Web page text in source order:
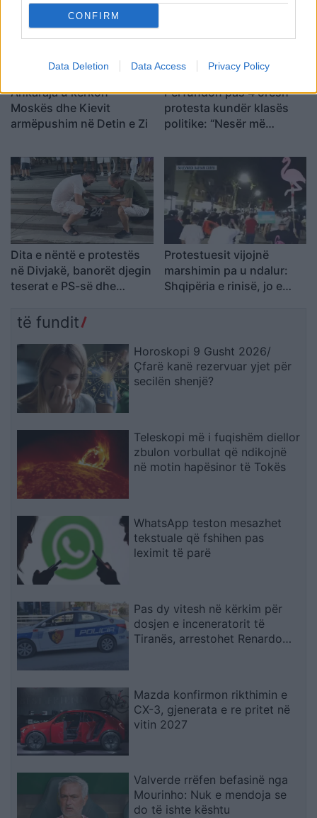
CONFIRM
Data Deletion Data Access Privacy Policy
Ankaraja u kërkon
Moskës dhe Kievit
armëpushim në Detin e Zi
Përfundon pas 4 orësh
protesta kundër klasës
politike: “Nesër më
Dita e nëntë e protestës
në Divjakë, banorët djegin
teserat e PS-së dhe
me Lushnjën
Protestuesit vijojnë
marshimin pa u ndalur:
Shqipëria e rinisë, jo e
të fundit
Horoskopi 9 Gusht 2026/
Çfarë kanë rezervuar yjet për
secilën shenjë?
Teleskopi më i fuqishëm diellor
zbulon vorbullat që ndikojnë
në motin hapësinor të Tokës
WhatsApp teston mesazhet
tekstuale që fshihen pas
leximit të parë
Pas dy vitesh në kërkim për
dosjen e inceneratorit të
Tiranës, arrestohet Renardo
Mazda konfirmon rikthimin e
CX-3, gjenerata e re pritet në
vitin 2027
Valverde rrëfen befasinë nga
Mourinho: Nuk e mendoja se
do të ishte kështu